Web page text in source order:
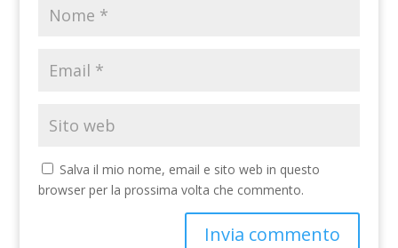
Salva il mio nome, email e sito web in questo
browser per la prossima volta che commento.